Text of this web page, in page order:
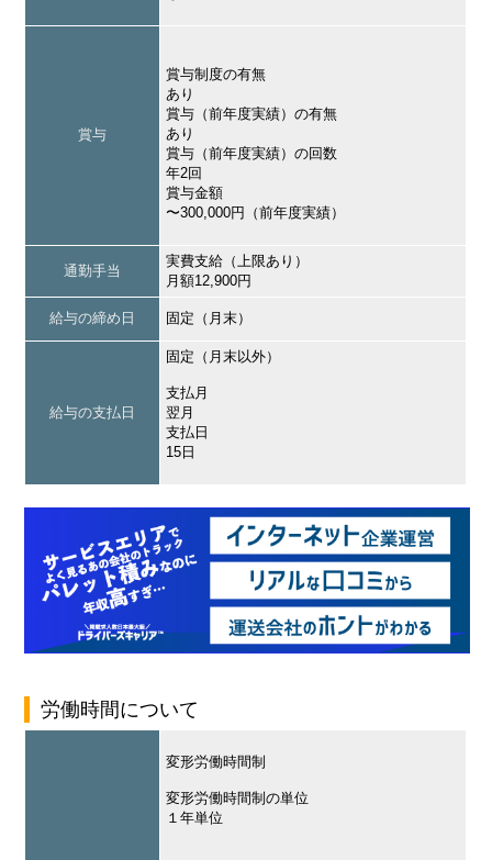
賞与
賞与制度の有無
あり
賞与（前年度実績）の有無
あり
賞与（前年度実績）の回数
年2回
賞与金額
〜300,000円（前年度実績）
通勤手当
実費支給（上限あり）
月額12,900円
給与の締め日 固定（月末）
給与の支払日
固定（月末以外）
支払月
翌月
支払日
15日
労働時間について
変形労働時間制
変形労働時間制の単位
１年単位